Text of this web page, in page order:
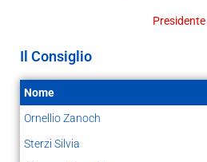
Presidente
Il Consiglio
Nome
Ornellio Zanoch
Sterzi Silvia